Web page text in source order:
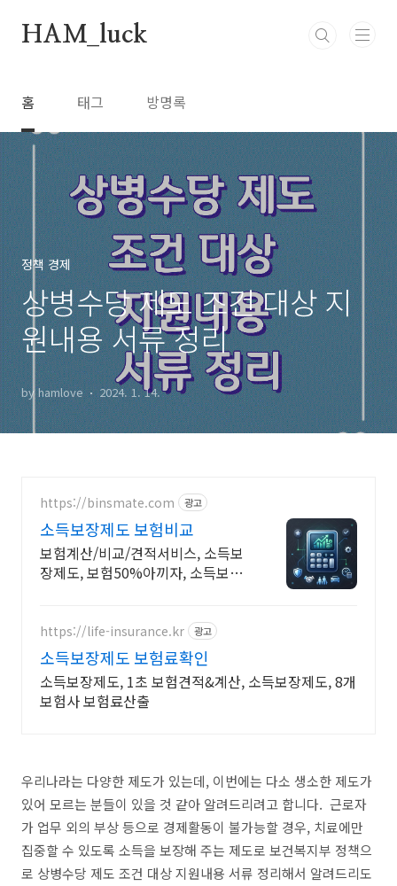
HAM_luck
홈 태그 방명록
정책 경제
상병수당 제도 조건 대상 지
원내용 서류 정리
by hamlove 2024. 1. 14.
https://binsmate.com 광고
소득보장제도 보험비교
보험계산/비교/견적서비스, 소득보
장제도, 보험50%아끼자, 소득보장
먼저!
https://life-insurance.kr 광고
소득보장제도 보험료확인
소득보장제도, 1초 보험견적&계산, 소득보장제도, 8개
보험사 보험료산출
우리나라는 다양한 제도가 있는데, 이번에는 다소 생소한 제도가
있어 모르는 분들이 있을 것 같아 알려드리려고 합니다. 근로자
가 업무 외의 부상 등으로 경제활동이 불가능할 경우, 치료에만
집중할 수 있도록 소득을 보장해 주는 제도로 보건복지부 정책으
로 상병수당 제도 조건 대상 지원내용 서류 정리해서 알려드리도